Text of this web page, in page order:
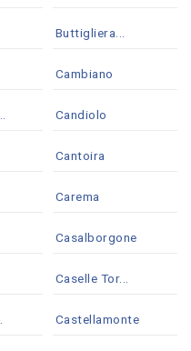
Buttigliera...
Cambiano
Candiolo
Cantoira
Carema
Casalborgone
Caselle Tor...
Castellamonte